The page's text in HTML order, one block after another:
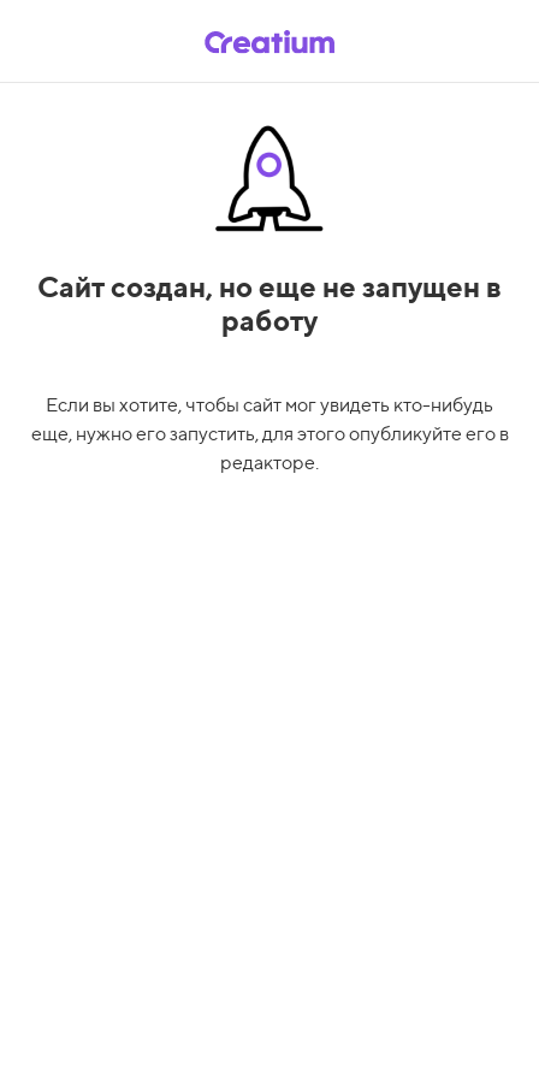
Сайт создан, но еще не запущен в
работу
Если вы хотите, чтобы сайт мог увидеть кто-нибудь
еще, нужно его запустить, для этого опубликуйте его в
редакторе.